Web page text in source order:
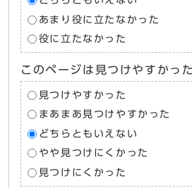
あまり役に立たなかった
役に立たなかった
このページは見つけやすかっ
見つけやすかった
まあまあ見つけやすかった
どちらともいえない
やや見つけにくかった
見つけにくかった